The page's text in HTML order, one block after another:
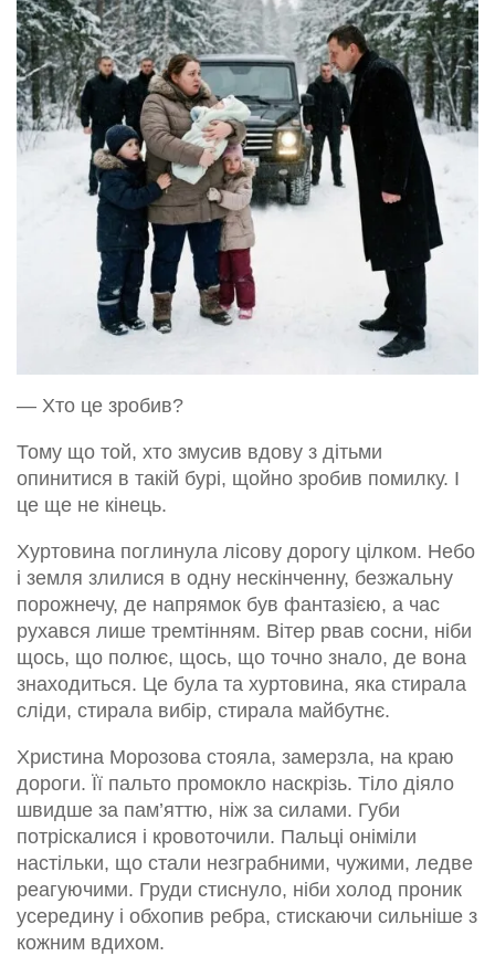
— Хто це зробив?
Тому що той, хто змусив вдову з дітьми
опинитися в такій бурі, щойно зробив помилку. І
це ще не кінець.
Хуртовина поглинула лісову дорогу цілком. Небо
і земля злилися в одну нескінченну, безжальну
порожнечу, де напрямок був фантазією, а час
рухався лише тремтінням. Вітер рвав сосни, ніби
щось, що полює, щось, що точно знало, де вона
знаходиться. Це була та хуртовина, яка стирала
сліди, стирала вибір, стирала майбутнє.
Христина Морозова стояла, замерзла, на краю
дороги. Її пальто промокло наскрізь. Тіло діяло
швидше за пам’яттю, ніж за силами. Губи
потріскалися і кровоточили. Пальці оніміли
настільки, що стали незграбними, чужими, ледве
реагуючими. Груди стиснуло, ніби холод проник
усередину і обхопив ребра, стискаючи сильніше з
кожним вдихом.